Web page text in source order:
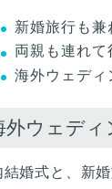
新婚旅行も兼
両親も連れて
海外ウェディ
外ウェディ
結婚式と、新